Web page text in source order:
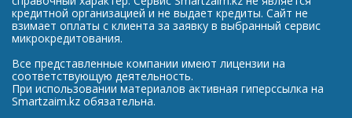
кредитной организацией и не выдает кредиты. Сайт не
взимает оплаты с клиента за заявку в выбранный сервис
микрокредитования.
Все представленные компании имеют лицензии на
соответствующую деятельность.
При использовании материалов активная гиперссылка на
Smartzaim.kz обязательна.